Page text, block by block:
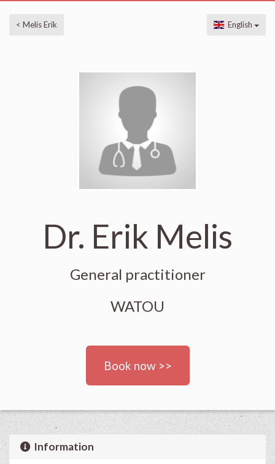
< Melis Erik English
Dr. Erik Melis
General practitioner
WATOU
Book now >>
Information